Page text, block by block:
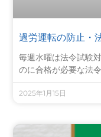
過労運転の防止・
毎週水曜は法令試験
のに合格が必要な法
2025年1月15日